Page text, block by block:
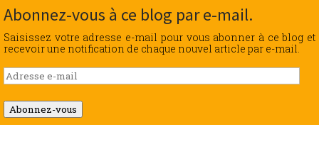
Abonnez-vous à ce blog par e-mail.
Saisissez votre adresse e-mail pour vous abonner à ce blog et
recevoir une notification de chaque nouvel article par e-mail.
Adresse
e-
mail
Abonnez-vous